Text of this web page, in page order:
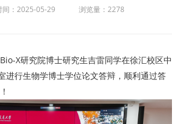
间：2025-05-29 浏览量：2278
X研究院博士研究生吉雷同学在徐汇校区中
进行生物学博士学位论文答辩，顺利通过答